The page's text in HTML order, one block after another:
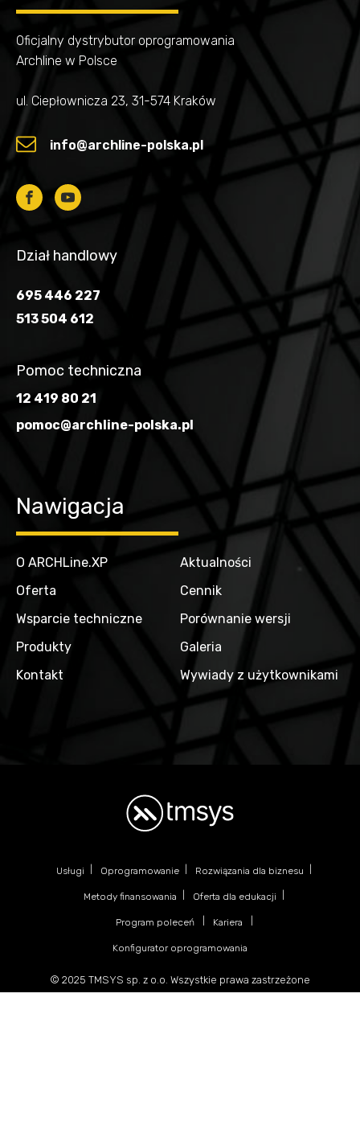
Oficjalny dystrybutor oprogramowania
Archline w Polsce
ul. Ciepłownicza 23, 31-574 Kraków
info@archline-polska.pl
Dział handlowy
695 446 227
513 504 612
Pomoc techniczna
12 419 80 21
pomoc@archline-polska.pl
Nawigacja
O ARCHLine.XP
Oferta
Wsparcie techniczne
Produkty
Kontakt
Aktualności
Cennik
Porównanie wersji
Galeria
Wywiady z użytkownikami
Usługi Oprogramowanie Rozwiązania dla biznesu
Metody finansowania Oferta dla edukacji
Program poleceń Kariera
Konfigurator oprogramowania
© 2025 TMSYS sp. z o.o. Wszystkie prawa zastrzeżone